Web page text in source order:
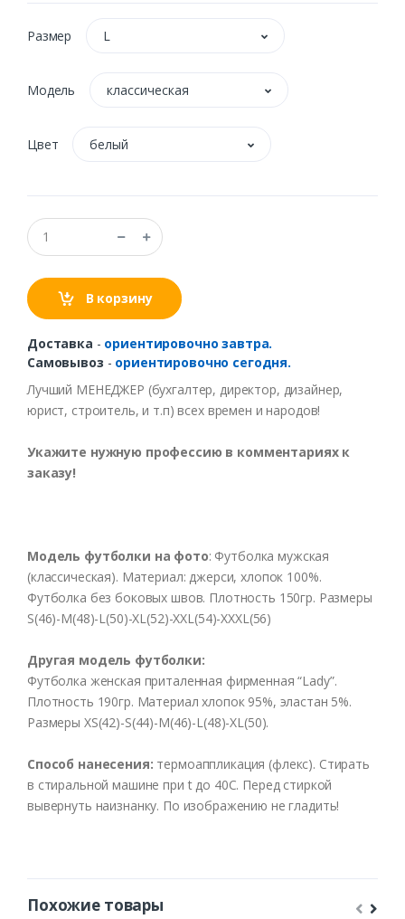
Размер L
Модель классическая
Цвет белый
В корзину
Доставка - ориентировочно завтра.
Самовывоз - ориентировочно сегодня.
Лучший МЕНЕДЖЕР (бухгалтер, директор, дизайнер,
юрист, строитель, и т.п) всех времен инародов!
Укажите нужную профессию в комментарияхк
заказу!
Модель футболки на фото: Футболка мужская
(классическая). Материал: джерси,хлопок 100%.
Футболка без боковых швов. Плотность 150гр. Размеры
S(46)-M(48)-L(50)-XL(52)-XXL (54)-XXXL (56)
Другая модель футболки:
Футболка женская приталенная фирменная “Lady”.
Плотность 190гр. Материал хлопок 95%, эластан 5%.
Размеры XS(42)-S(44)-M(46)-L(48)-XL(50).
Способ нанесения: термоаппликация (флекс). Стирать
в стиральной машине при t до 40С. Перед стиркой
вывернуть наизнанку. По изображению не гладить!
Похожие товары